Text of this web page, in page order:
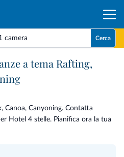
camera Cerca
a tema Rafting,
Canoa, Canyoning. Contatta
Hotel 4 stelle. Pianifica ora la tua